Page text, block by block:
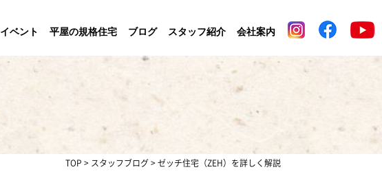
イベント 平屋の規格住宅 ブログ スタッフ紹介 会社案内
TOP > スタッフブログ > ゼッチ住宅（ZEH）を詳しく解説